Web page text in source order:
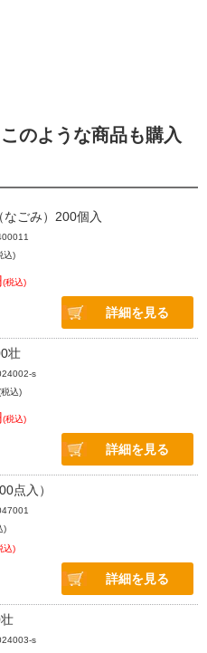
のような商品も購入
ごみ）200個入
込)
(税込)
詳細を見る
壮
s
税込)
(税込)
詳細を見る
点入）
)
込)
詳細を見る
s